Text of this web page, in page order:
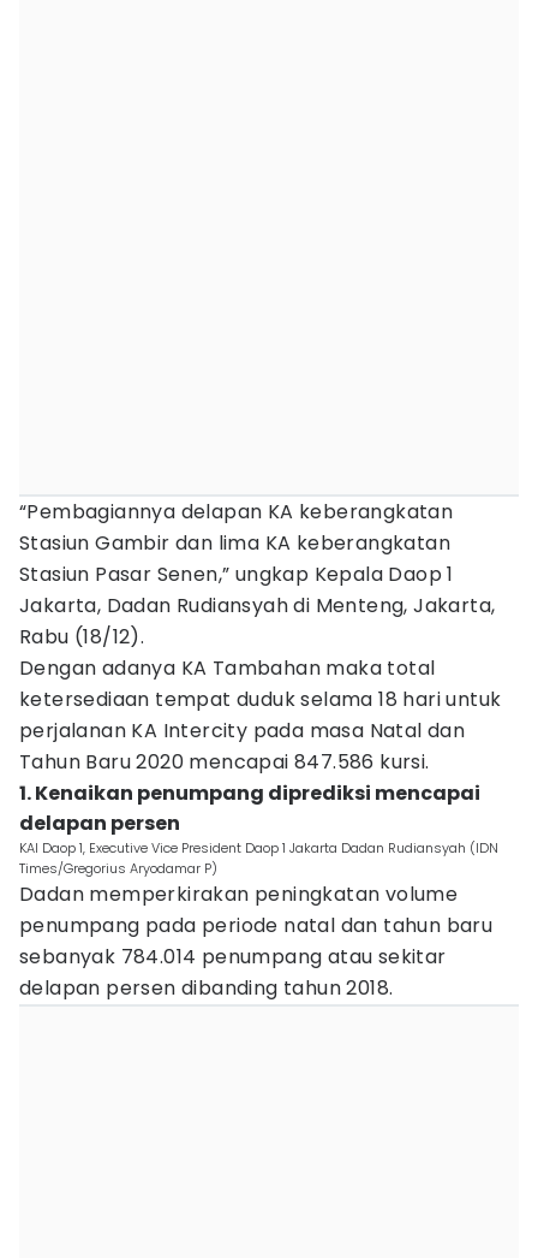
“Pembagiannya delapan KA keberangkatan
Stasiun Gambir dan lima KA keberangkatan
Stasiun Pasar Senen,” ungkap Kepala Daop 1
Jakarta, Dadan Rudiansyah di Menteng, Jakarta,
Rabu (18/12).
Dengan adanya KA Tambahan maka total
ketersediaan tempat duduk selama 18 hari untuk
perjalanan KA Intercity pada masa Natal dan
Tahun Baru 2020 mencapai 847.586 kursi.
1. Kenaikan penumpang diprediksi mencapai
delapan persen
KAI Daop 1, Executive Vice President Daop 1 Jakarta Dadan Rudiansyah (IDN
Times/Gregorius Aryodamar P)
Dadan memperkirakan peningkatan volume
penumpang pada periode natal dan tahun baru
sebanyak 784.014 penumpang atau sekitar
delapan persen dibanding tahun 2018.